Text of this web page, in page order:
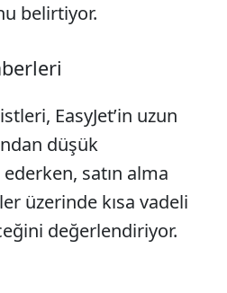
belirtiyor.
EasyJet’in uzun
düşük
satın alma
üzerinde kısa vadeli
değerlendiriyor.